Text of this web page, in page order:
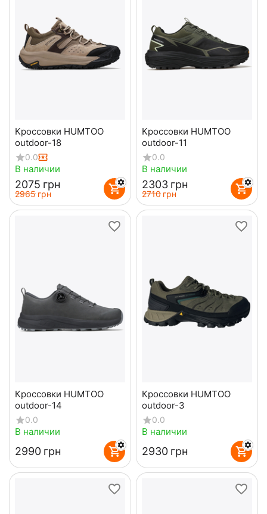
Кроссовки HUMTOO
outdoor-18
0.0
В наличии
‍2075‍ грн
‍2965‍ грн
Кроссовки HUMTOO
outdoor-11
0.0
В наличии
‍2303‍ грн
‍2710‍ грн
Кроссовки HUMTOO
outdoor-14
0.0
В наличии
‍2990‍ грн
Кроссовки HUMTOO
outdoor-3
0.0
В наличии
‍2930‍ грн